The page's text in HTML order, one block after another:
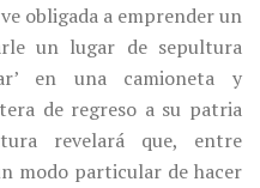
obligada a emprender un
un lugar de sepultura
en una camioneta y
de regreso a su patria
revelará que, entre
modo particular de hacer